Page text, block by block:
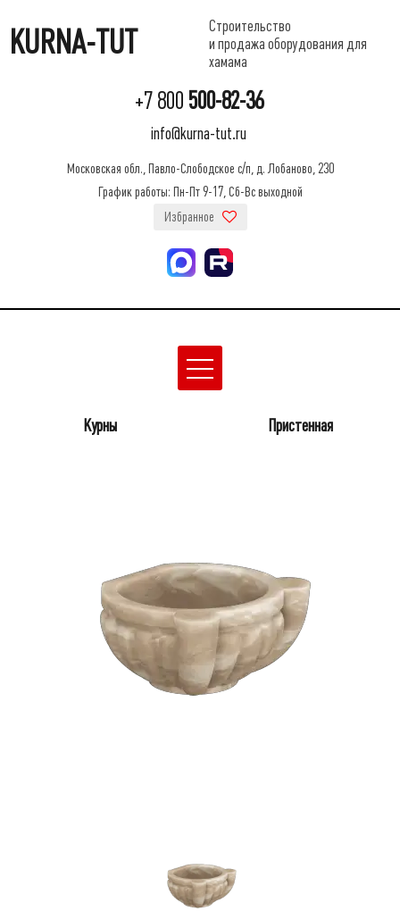
KURNA-TUT
Строительство
и продажа оборудования для
хамама
+7 800 500-82-36
info@kurna-tut.ru
Московская обл., Павло-Слободское с/п, д. Лобаново, 230
График работы: Пн-Пт 9-17, Сб-Вс выходной
Избранное
Курны Пристенная